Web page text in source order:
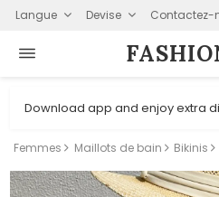
Langue Devise Contactez-
Download app and enjoy extra
Femmes Maillots de bain Bikinis